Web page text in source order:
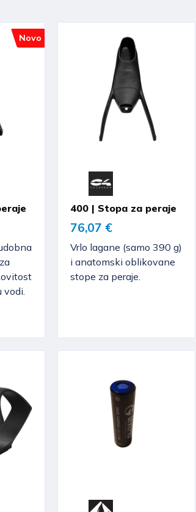
Novo
vodi.
400 | Stopa za peraje
76,07 €
Vrlo lagane (samo 390 g)
i anatomski oblikovane
stope za peraje.